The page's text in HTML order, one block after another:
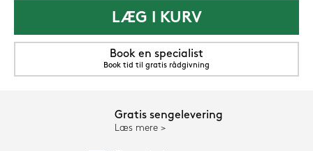
LÆG I KURV
Book en specialist
Book tid til gratis rådgivning
Gratis sengelevering
Læs mere